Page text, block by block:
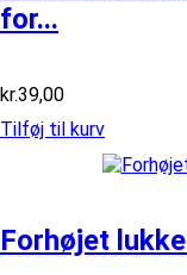
for...
kr.39,00
Tilføj til kurv
Forhøjet